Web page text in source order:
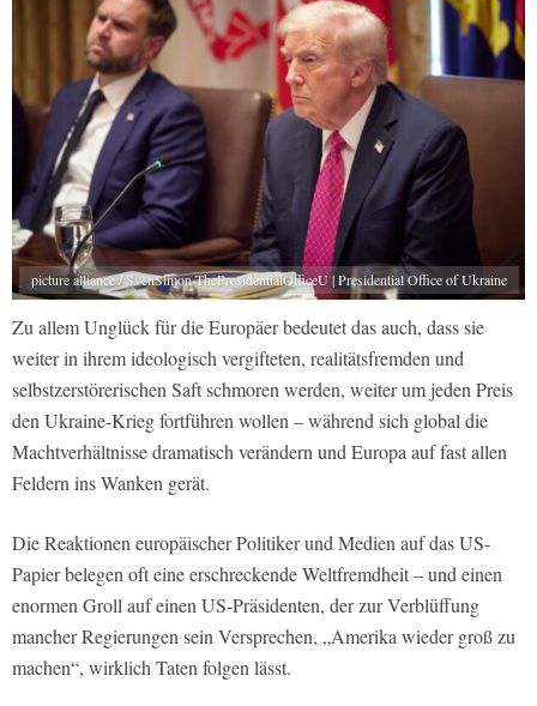
picture alliance / SvenSimon-ThePresidentialOfficeU | Presidential Office of Ukraine
Zu allem Unglück für die Europäer bedeutet das auch, dass sie
weiter in ihrem ideologisch vergifteten, realitätsfremden und
selbstzerstörerischen Saft schmoren werden, weiter um jeden Preis
den Ukraine-Krieg fortführen wollen – während sich global die
Machtverhältnisse dramatisch verändern und Europa auf fast allen
Feldern ins Wanken gerät.
Die Reaktionen europäischer Politiker und Medien auf das US-
Papier belegen oft eine erschreckende Weltfremdheit – und einen
enormen Groll auf einen US-Präsidenten, der zur Verblüffung
mancher Regierungen sein Versprechen, „Amerika wieder groß zu
machen“, wirklich Taten folgen lässt.